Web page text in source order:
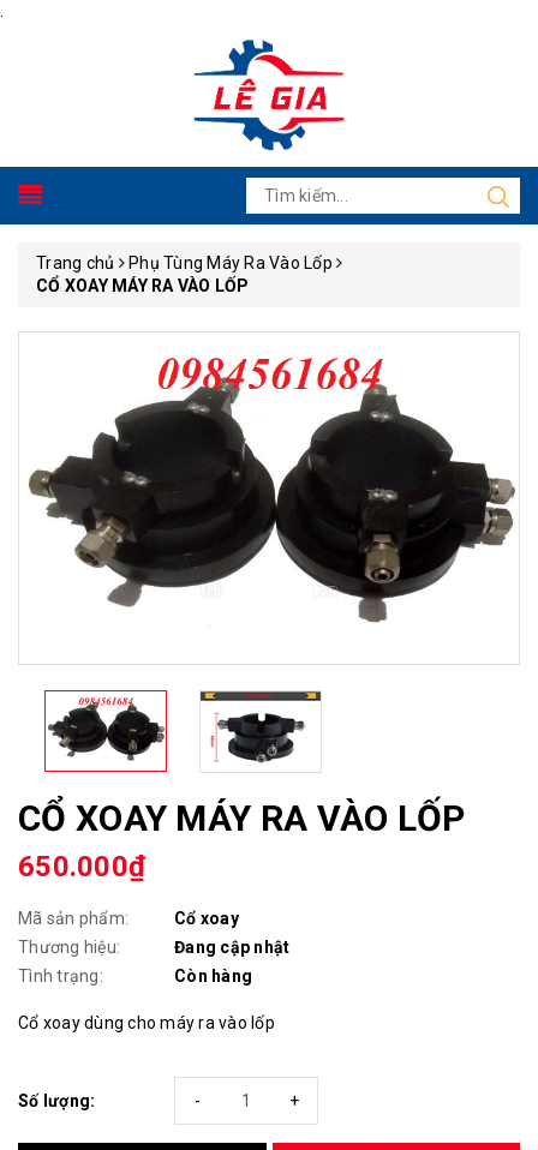
Trang chủ
Phụ Tùng Máy Ra Vào Lốp
CỔ XOAY MÁY RA VÀO LỐP
CỔ XOAY MÁY RA VÀO LỐP
650.000₫
Mã sản phẩm:
Cổ xoay
Thương hiệu:
Đang cập nhật
Tình trạng:
Còn hàng
Cổ xoay dùng cho máy ra vào lốp
Số lượng: +
-